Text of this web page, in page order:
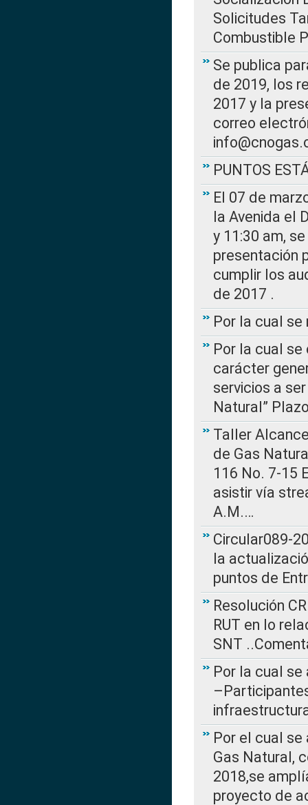
Solicitudes
Combustible
Se publica
de 2019, los
2017 y la
correo
PUNTOS
El 07 de
la Avenida el
y 11:30 am,
presentación
cumplir los
de 2017 .
Por la cual se
Por la cual
carácter
servicios a
Natural”
Taller
de Gas
116 No. 7-15
asistir vía
A.M.…
Circular089-
la
puntos de
Resolución
RUT en lo
SNT
Por la cual se
Por el cual
Gas Natural,
2018,se
proyecto de